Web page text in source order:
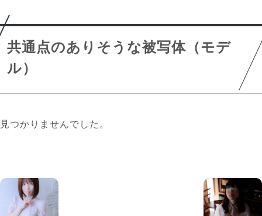
共通点のありそうな被写体（モデ
ル）
見つかりませんでした。